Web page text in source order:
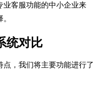
业客服功能的中小企业来
统对比
，我们将主要功能进行了